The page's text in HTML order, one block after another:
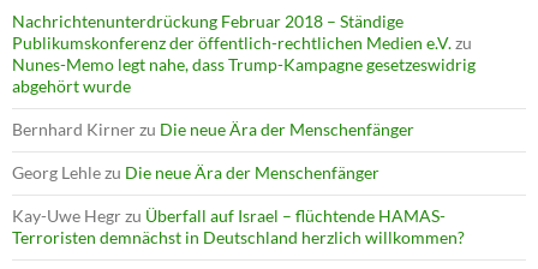
Nachrichtenunterdrückung Februar 2018 – Ständige
Publikumskonferenz der öffentlich-rechtlichen Medien e.V.zu
Nunes-Memo legt nahe, dass Trump-Kampagne gesetzeswidrig
abgehört wurde
Bernhard Kirnerzu Die neue Ära der Menschenfänger
Georg Lehlezu Die neue Ära der Menschenfänger
Kay-Uwe Hegrzu Überfall auf Israel – flüchtende HAMAS-
Terroristen demnächst in Deutschland herzlich willkommen?